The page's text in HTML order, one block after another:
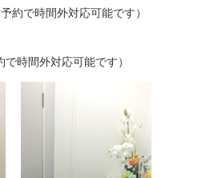
約で時間外対応可能です）
時間外対応可能です）